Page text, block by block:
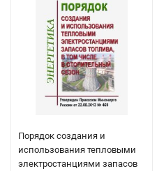
Порядок создания и
использования тепловыми
электростанциями запасов